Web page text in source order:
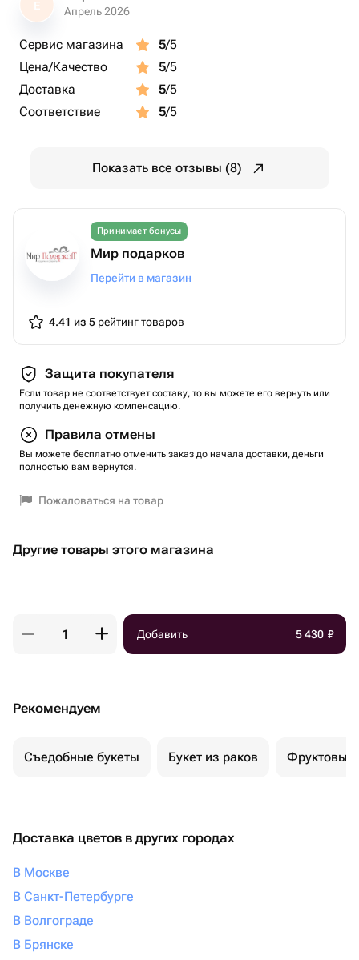
Е
Апрель 2026
Сервис магазина 5/5
Цена/Качество
5/5
Доставка
5/5
Соответствие
5/5
Показать все отзывы (8)
Принимает бонусы
Мир подарков
Перейти в магазин
4.41 из 5 рейтинг товаров
Защита покупателя
Если товар не соответствует составу, то вы можете его вернуть или
получить денежную компенсацию.
Правила отмены
Вы можете бесплатно отменить заказ до начала доставки, деньги
полностью вам вернутся.
Пожаловаться на товар
Другие товары этого магазина
Добавить 5 430 ₽
Рекомендуем
Съедобные букеты Букет из раков Фруктовый
Доставка цветов в других городах
В Москве
В Санкт-Петербурге
В Волгограде
В Брянске